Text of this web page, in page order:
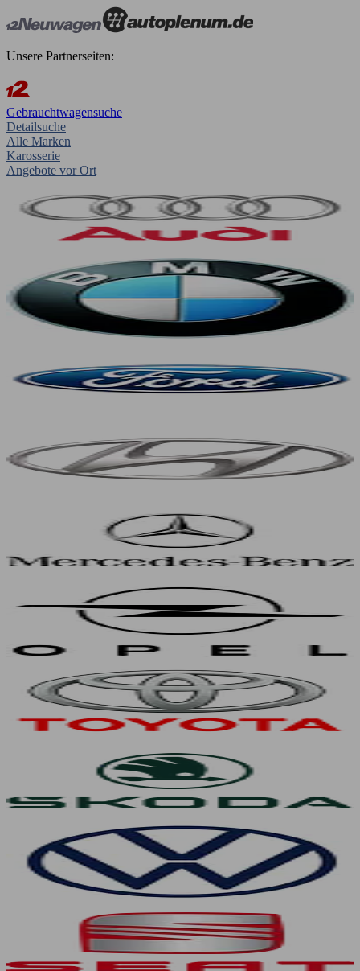
Unsere Partnerseiten:
Gebrauchtwagensuche
Detailsuche
Alle Marken
Karosserie
Angebote vor Ort